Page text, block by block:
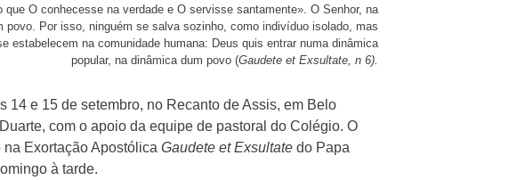
O conhecesse na verdade e O servisse santamente». O Senhor, na
Por isso, ninguém se salva sozinho, como indivíduo isolado, mas
estabelecem na comunidade humana: Deus quis entrar numa dinâmica
popular, na dinâmica dum povo (Gaudete et Exsultate, n 6).
e 15 de setembro, no Recanto de Assis, em Belo
com o apoio da equipe de pastoral do Colégio. O
na Exortação Apostólica Gaudete et Exsultate do Papa
à tarde.